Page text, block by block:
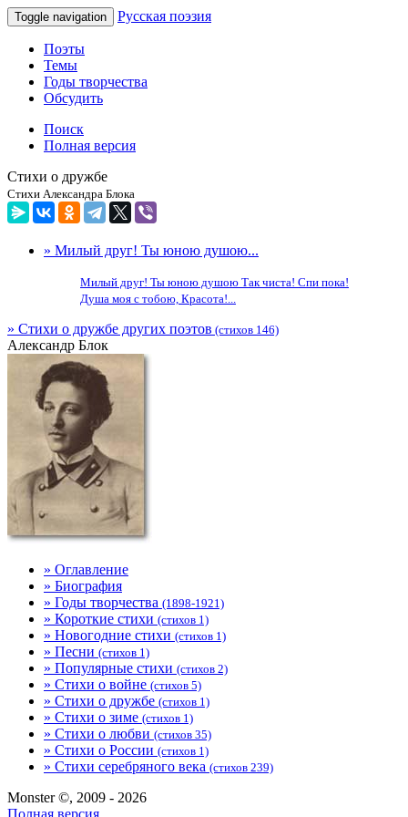
Toggle navigation Русская поэзия
Поэты
Темы
Годы творчества
Обсудить
Поиск
Полная версия
Стихи о дружбе
Стихи Александра Блока
» Милый друг! Ты юною душою...
Милый друг! Ты юною душою Так чиста! Спи пока!
Душа моя с тобою, Красота!...
» Стихи о дружбе других поэтов (стихов 146)
Александр Блок
» Оглавление
» Биография
» Годы творчества (1898-1921)
» Короткие стихи (стихов 1)
» Новогодние стихи (стихов 1)
» Песни (стихов 1)
» Популярные стихи (стихов 2)
» Стихи о войне (стихов 5)
» Стихи о дружбе (стихов 1)
» Стихи о зиме (стихов 1)
» Стихи о любви (стихов 35)
» Стихи о России (стихов 1)
» Стихи серебряного века (стихов 239)
Monster ©, 2009 - 2026
Полная версия